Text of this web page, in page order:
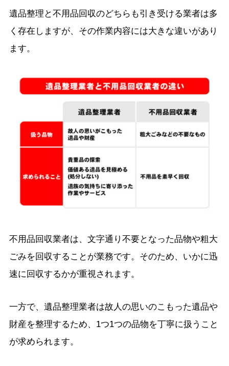
遺品整理と不用品回収のどちらも引き受ける業者は多
く存在しますが、その作業内容には大きな違いがあり
ます。
不用品回収業者は、文字通り不要となった品物や粗大
ごみを回収することが業務です。そのため、いかに迅
速に回収するかが重視されます。
一方で、遺品整理業者は故人の思いのこもった遺品や
財産を整理するため、1つ1つの品物を丁寧に扱うこと
が求められます。